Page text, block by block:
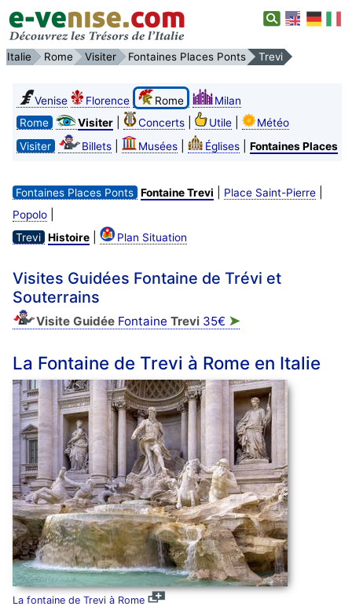
Italie Rome Visiter Fontaines Places Ponts Trevi
Venise Florence Rome
Milan
Rome
Visiter| Concerts| Utile|
Météo
Visiter
Billets| Musées| Églises| Fontaines Places
Fontaines Places Ponts Fontaine Trevi Place Saint-Pierre|
Popolo|
Trevi Histoire| Plan Situation
Visites Guidées Fontaine de Trévi et
Souterrains
Visite GuidéeFontaine Trevi35€ ➤
La Fontaine de Trevi à Rome en Italie
La fontaine de Trevi à Rome